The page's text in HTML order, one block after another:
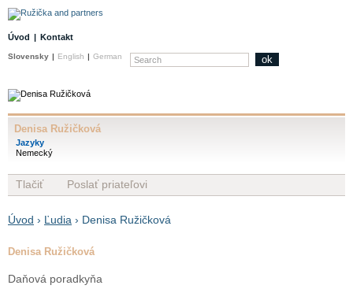
Úvod | Kontakt
Slovensky | English | German ok
Denisa Ružičková
Jazyky
Nemecký
Tlačiť Poslať priateľovi
Úvod › Ľudia › Denisa Ružičková
Denisa Ružičková
Daňová poradkyňa